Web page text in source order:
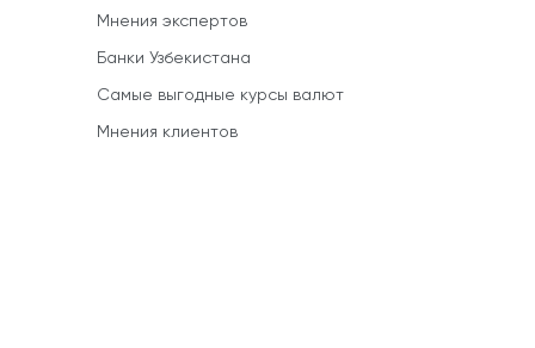
Мнения экспертов
Банки Узбекистана
Самые выгодные курсы валют
Мнения клиентов